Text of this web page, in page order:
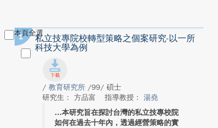
本頁全選
1
私立技專院校轉型策略之個案研究-以一所
科技大學為例
/ 教育研究所 /99/ 碩士
研究生： 方品富
指導教授： 湯堯
本研究旨在探討台灣的私立技專校院
如何在過去十年內，透過經營策略的實